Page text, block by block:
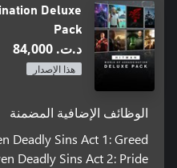
Deluxe
Pack
د.ت.‏ 84,000
هذا الإصدار
الوظائف الإضافية المضمنة
Deadly Sins Act 1: Greed
Deadly Sins Act 2: Pride